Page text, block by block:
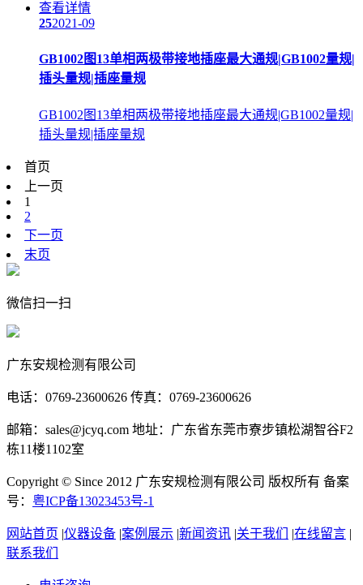
查看详情
252021-09
GB1002图13单相两极带接地插座最大通规|GB1002量规|
插头量规|插座量规
GB1002图13单相两极带接地插座最大通规|GB1002量规|
插头量规|插座量规
首页
上一页
1
2
下一页
末页
微信扫一扫
广东安规检测有限公司
电话：0769-23600626 传真：0769-23600626
邮箱：sales@jcyq.com 地址：广东省东莞市寮步镇松湖智谷F2
栋11楼1102室
Copyright © Since 2012 广东安规检测有限公司 版权所有 备案
号： 粤ICP备13023453号-1
网站首页 |仪器设备 |案例展示 |新闻资讯 |关于我们 |在线留言 |
联系我们